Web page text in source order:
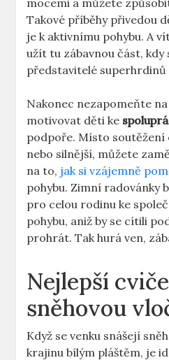
mocemi a ‍můžete
⁤Takové příběhy přivedou
je k aktivnímu pohybu.⁣ A
užít ⁢tu zábavnou část, kdy
představitelé superhrdinů
Nakonec nezapomeňte⁢
motivovat děti ke⁤
podpoře. Místo soutěžení
nebo​ silnější, můžete
na to,‍ jak si vzájemně
pohybu. Zimní radovánky
pro ⁢celou rodinu ke‌
pohybu, aniž by se cítili
prohrát. Tak⁢ hurá ven,
Nejlepší
sněhovou‍
Když⁢ se venku snášejí
⁣krajinu bílým pláštěm, je